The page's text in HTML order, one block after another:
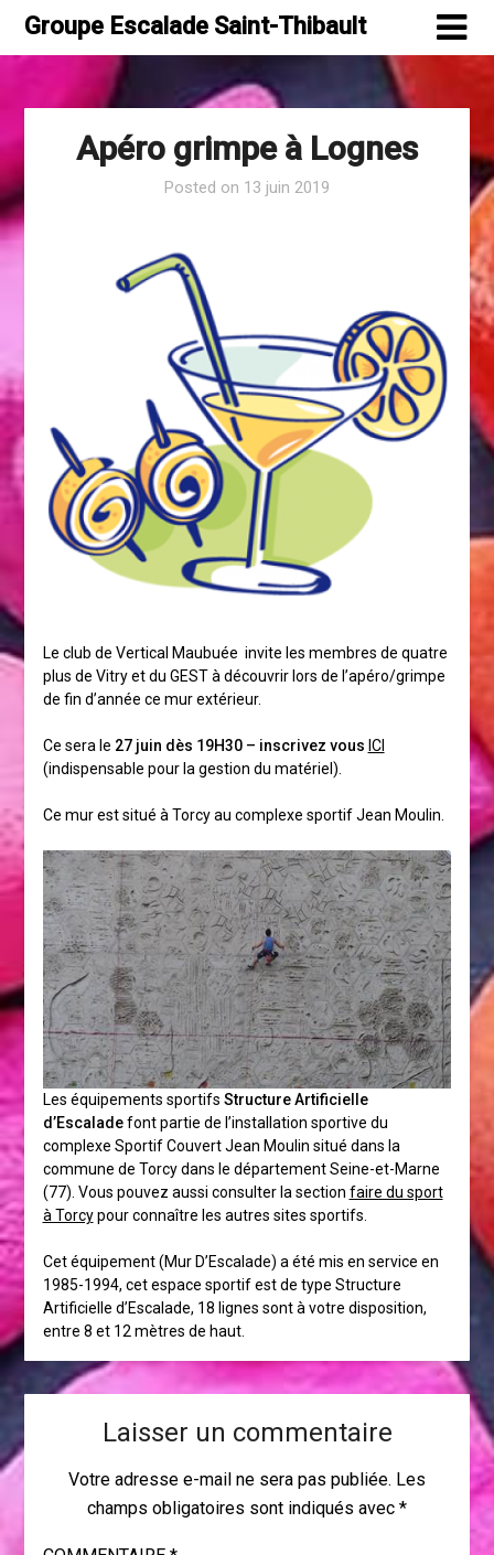
SkipGroupe Escalade Saint-Thibault
Apéro grimpe à Lognes
Posted on 13 juin 2019
Le club de Vertical Maubuée invite les membres de quatre
plus de Vitry et du GEST à découvrir lors de l’apéro/grimpe
de fin d’année ce mur extérieur.
Ce sera le 27 juin dès 19H30 – inscrivez vous ICI
(indispensable pour la gestion du matériel).
Ce mur est situé à Torcy au complexe sportif Jean Moulin.
Les équipements sportifs Structure Artificielle
d’Escaladefont partie de l’installation sportive du
complexe Sportif Couvert Jean Moulin situé dans la
commune de Torcy dans le département Seine-et-Marne
(77). Vous pouvez aussi consulter la section faire du sport
à Torcypour connaître les autres sites sportifs.
Cet équipement (Mur D’Escalade) a été mis en service en
1985-1994, cet espace sportif est de type Structure
Artificielle d’Escalade, 18 lignes sont à votre disposition,
entre 8 et 12 mètres de haut.
Laisser un commentaire
Votre adresse e-mail ne sera pas publiée. Les
champs obligatoires sont indiqués avec *